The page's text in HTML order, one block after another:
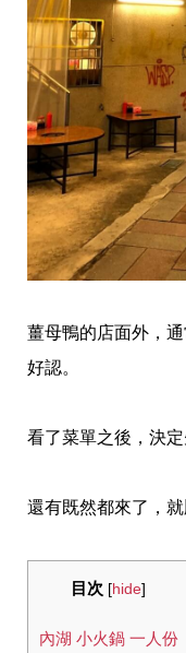
薑母鴨的店面外，
好認。
看了菜單之後，決
還有既然都來了，就
目次 [hide]
內湖 小火鍋 一人份